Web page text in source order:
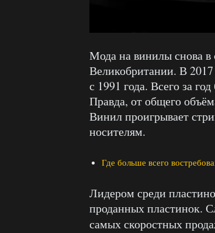
Мода на винилы снова в
Великобритании. В
с 1991 года. Всего за
Правда, от общего
Винил проигрывает
носителям.
Где больше всего
Лидером среди
проданных пластинок.
самых скоростных